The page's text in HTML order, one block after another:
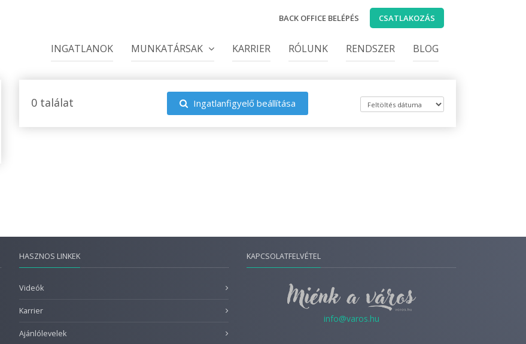
BACK OFFICE BELÉPÉS CSATLAKOZÁS
INGATLANOK MUNKATÁRSAK KARRIER RÓLUNK RENDSZER BLOG
0 találat Ingatlanfigyelő beállítása
HASZNOS LINKEK
Videók
Karrier
Ajánlólevelek
KAPCSOLATFELVÉTEL
info@varos.hu